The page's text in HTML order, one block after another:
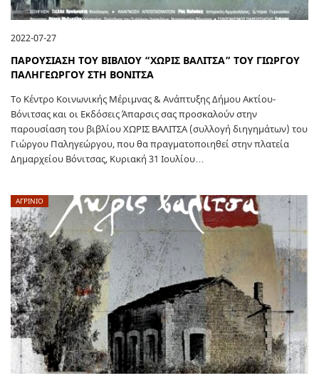
2022-07-27
ΠΑΡΟΥΣΙΑΣΗ ΤΟΥ ΒΙΒΛΙΟΥ “ΧΩΡΙΣ ΒΑΛΙΤΣΑ” ΤΟΥ ΓΙΩΡΓΟΥ
ΠΑΛΗΓΕΩΡΓΟΥ ΣΤΗ ΒΟΝΙΤΣΑ
Το Κέντρο Κοινωνικής Μέριμνας & Ανάπτυξης Δήμου Ακτίου-
Βόνιτσας και οι Εκδόσεις Άπαρσις σας προσκαλούν στην
παρουσίαση του βιβλίου ΧΩΡΙΣ ΒΑΛΙΤΣΑ (συλλογή διηγημάτων) του
Γιώργου Παληγεώργου, που θα πραγματοποιηθεί στην πλατεία
Δημαρχείου Βόνιτσας, Κυριακή 31 Ιουλίου…
ΑΓΡΙΝΙΟ